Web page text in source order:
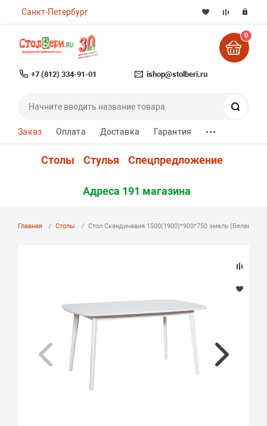
Санкт-Петербург
+7 (812) 334-91-01 ishop@stolberi.ru
0
Заказ Оплата Доставка Гарантия ...
Столы Стулья Спецпредложение
Адреса 191 магазина
Главная Столы Стол Скандинавия 1500(1900)*900*750 эмаль (Белая